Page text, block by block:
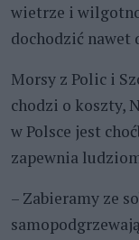
wietrze i
dochodzić nawet
Morsy z Polic i
chodzi o koszty,
w Polsce jest
zapewnia
– Zabieramy ze